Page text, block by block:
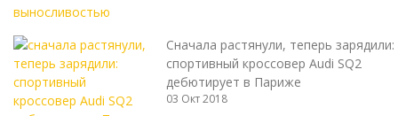
Сначала растянули, теперь зарядили:
спортивный кроссовер Audi SQ2
дебютирует в Париже
03 Окт 2018